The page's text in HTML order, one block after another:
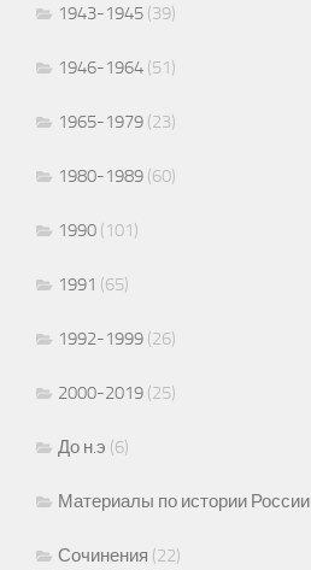
1943-1945 (39)
1946-1964 (51)
1965-1979 (23)
1980-1989 (60)
1990 (101)
1991 (65)
1992-1999 (26)
2000-2019 (25)
До н.э (6)
Материалы по истории России
Сочинения (22)